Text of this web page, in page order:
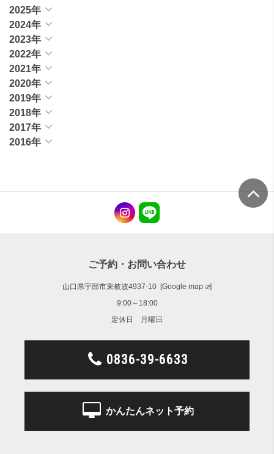
2025年
2024年
2023年
2022年
2021年
2020年
2019年
2018年
2017年
2016年
ご予約・お問い合わせ
山口県宇部市東岐波4937-10 [Google map
]
9:00～18:00
定休日 月曜日
0836-39-6633
かんたんネット予約